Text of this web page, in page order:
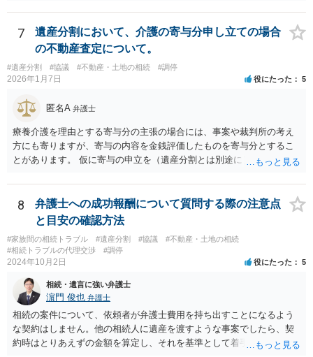
7
遺産分割において、介護の寄与分申し立ての場合
の不動産査定について。
#遺産分割 #協議 #不動産・土地の相続 #調停
2026年1月7日 役にたった 5
匿名A 弁護士
療養介護を理由とする寄与分の主張の場合には、事案や裁判所の考え
方にも寄りますが、寄与の内容を金銭評価したものを寄与分とするこ
とがあります。 仮に寄与の申立を（遺産分割とは別途に）して、その
価）は不要ということもあります。 ただ、前提として、遺産分割はし
なければならないでしょうから、現実的にはいずれにせよ不動産評価
は必要でしょう。
8
弁護士への成功報酬について質問する際の注意点
と目安の確認方法
#家族間の相続トラブル #遺産分割 #協議
#不動産・土地の相続
#相続トラブルの代理交渉
#調停
2024年10月2日 役にたった 5
相続・遺言に強い弁護士
濵門 俊也 弁護士
相続の案件について、依頼者が弁護士費用を持ち出すことになるよう
な契約はしません。他の相続人に遺産を渡すような事案でしたら、契
約時はとりあえずの金額を算定し、それを基準として着手金を設定